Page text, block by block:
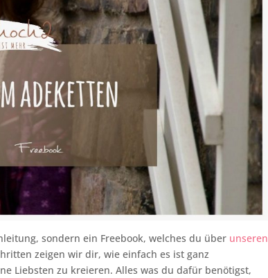
sondern ein Freebook, welches du über unseren
zeigen wir dir, wie einfach es ist ganz
Liebsten zu kreieren. Alles was du dafür benötigst,